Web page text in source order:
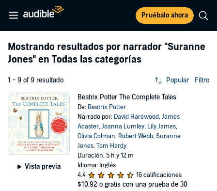
Pruébalo ahora
Mostrando resultados por narrador "Suranne
Jones" en Todas las categorías
1 - 9 of 9 resultado Popular Filtro
Vista previa
Beatrix Potter The Complete Tales
De: Beatrix Potter
Narrado por: David Harewood,James
Acaster,Joanna Lumley, Lily James,
Olivia Colman, Robert Webb,Suranne
Jones,Tom Hardy
Duración: 5 h y 12 m
Idioma: Inglés
4.4
16 calificaciones
$10.92 o gratis con una prueba de 30